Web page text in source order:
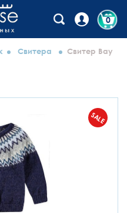
0
Свитера
Свитер Bay
SALE